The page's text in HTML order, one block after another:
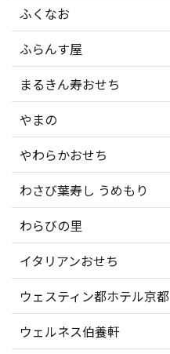
ふくなお
ふらんす屋
まるきん寿おせち
やまの
やわらかおせち
わさび葉寿し うめもり
わらびの里
イタリアンおせち
ウェスティン都ホテル京都
ウェルネス伯養軒